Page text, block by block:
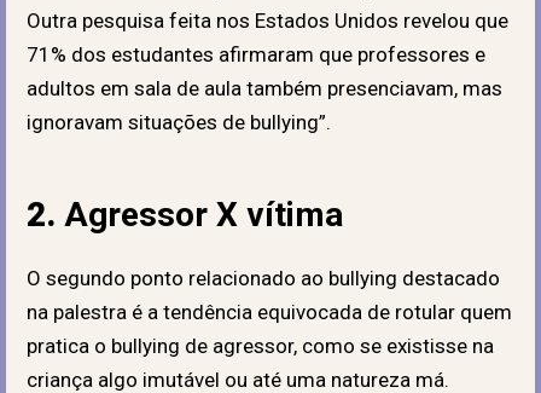
Outra pesquisa feita nos Estados Unidos revelou que
71% dos estudantes afirmaram que professores e
adultos em sala de aula também presenciavam, mas
ignoravam situações de bullying”.
2. Agressor X vítima
O segundo ponto relacionado ao bullying destacado
na palestra é a tendência equivocada de rotular quem
pratica o bullying de agressor, como se existisse na
criança algo imutável ou até uma natureza má.